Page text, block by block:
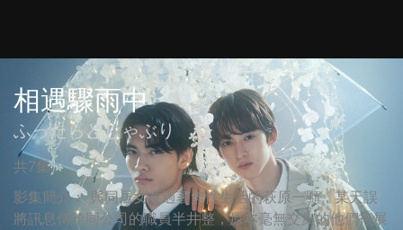
相遇驟雨中
ふったらどしゃぶり
共7集
影集簡介： 與同居女友過著無性生活的萩原一顯，某天誤
將訊息傳給同公司的職員半井整，原本毫無交集的他們拓展